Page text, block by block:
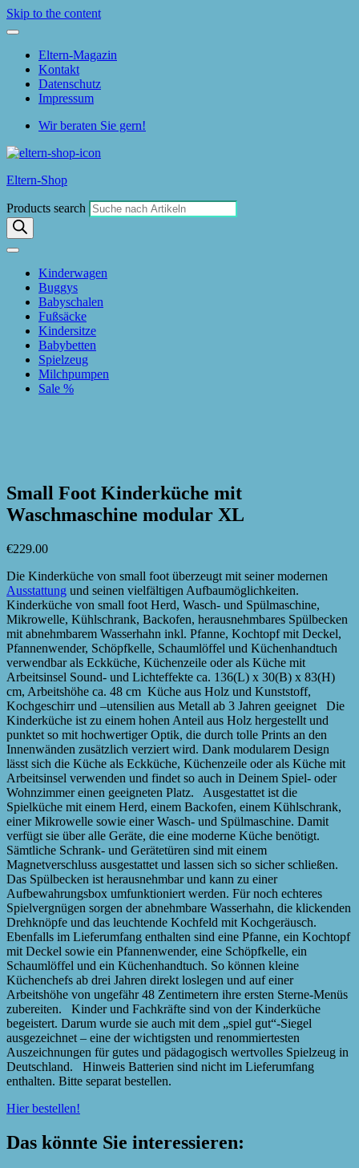
Skip to the content
Eltern-Magazin
Kontakt
Datenschutz
Impressum
Wir beraten Sie gern!
Eltern-Shop
Products search
Kinderwagen
Buggys
Babyschalen
Fußsäcke
Kindersitze
Babybetten
Spielzeug
Milchpumpen
Sale %
Small Foot Kinderküche mit
Waschmaschine modular XL
€229.00
Die Kinderküche von small foot überzeugt mit seiner modernen
Ausstattung und seinen vielfältigen Aufbaumöglichkeiten.
Kinderküche von small foot Herd, Wasch- und Spülmaschine,
Mikrowelle, Kühlschrank, Backofen, herausnehmbares Spülbecken
mit abnehmbarem Wasserhahn inkl. Pfanne, Kochtopf mit Deckel,
Pfannenwender, Schöpfkelle, Schaumlöffel und Küchenhandtuch
verwendbar als Eckküche, Küchenzeile oder als Küche mit
Arbeitsinsel Sound- und Lichteffekte ca. 136(L) x 30(B) x 83(H)
cm, Arbeitshöhe ca. 48 cm Küche aus Holz und Kunststoff,
Kochgeschirr und –utensilien aus Metall ab 3 Jahren geeignet Die
Kinderküche ist zu einem hohen Anteil aus Holz hergestellt und
punktet so mit hochwertiger Optik, die durch tolle Prints an den
Innenwänden zusätzlich verziert wird. Dank modularem Design
lässt sich die Küche als Eckküche, Küchenzeile oder als Küche mit
Arbeitsinsel verwenden und findet so auch in Deinem Spiel- oder
Wohnzimmer einen geeigneten Platz. Ausgestattet ist die
Spielküche mit einem Herd, einem Backofen, einem Kühlschrank,
einer Mikrowelle sowie einer Wasch- und Spülmaschine. Damit
verfügt sie über alle Geräte, die eine moderne Küche benötigt.
Sämtliche Schrank- und Gerätetüren sind mit einem
Magnetverschluss ausgestattet und lassen sich so sicher schließen.
Das Spülbecken ist herausnehmbar und kann zu einer
Aufbewahrungsbox umfunktioniert werden. Für noch echteres
Spielvergnügen sorgen der abnehmbare Wasserhahn, die klickenden
Drehknöpfe und das leuchtende Kochfeld mit Kochgeräusch.
Ebenfalls im Lieferumfang enthalten sind eine Pfanne, ein Kochtopf
mit Deckel sowie ein Pfannenwender, eine Schöpfkelle, ein
Schaumlöffel und ein Küchenhandtuch. So können kleine
Küchenchefs ab drei Jahren direkt loslegen und auf einer
Arbeitshöhe von ungefähr 48 Zentimetern ihre ersten Sterne-Menüs
zubereiten. Kinder und Fachkräfte sind von der Kinderküche
begeistert. Darum wurde sie auch mit dem „spiel gut“-Siegel
ausgezeichnet – eine der wichtigsten und renommiertesten
Auszeichnungen für gutes und pädagogisch wertvolles Spielzeug in
Deutschland. Hinweis Batterien sind nicht im Lieferumfang
enthalten. Bitte separat bestellen.
Hier bestellen!
Das könnte Sie interessieren: